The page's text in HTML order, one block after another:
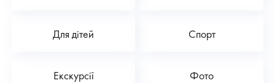
Для дітей Спорт
Екскурсії Фото